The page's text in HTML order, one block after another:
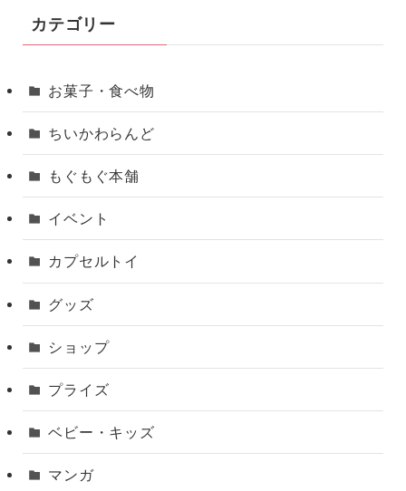
カテゴリー
お菓子・食べ物
ちいかわらんど
もぐもぐ本舗
イベント
カプセルトイ
グッズ
ショップ
プライズ
ベビー・キッズ
マンガ